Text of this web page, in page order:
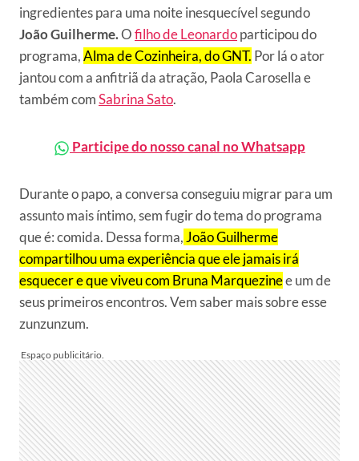
ingredientes para uma noite inesquecível segundo
João Guilherme.Ofilho de Leonardoparticipou do
programa,Alma de Cozinheira, do GNT. Por lá o ator
jantou com a anfitriã da atração, Paola Carosella e
também comSabrina Sato.
Participe do nosso canal no Whatsapp
Durante o papo, a conversa conseguiu migrar para um
assunto mais íntimo, sem fugir do tema do programa
que é: comida. Dessa forma, João Guilherme
compartilhou uma experiência que ele jamais irá
esquecer e que viveu com Bruna Marquezinee um de
seus primeiros encontros. Vem saber mais sobre esse
zunzunzum.